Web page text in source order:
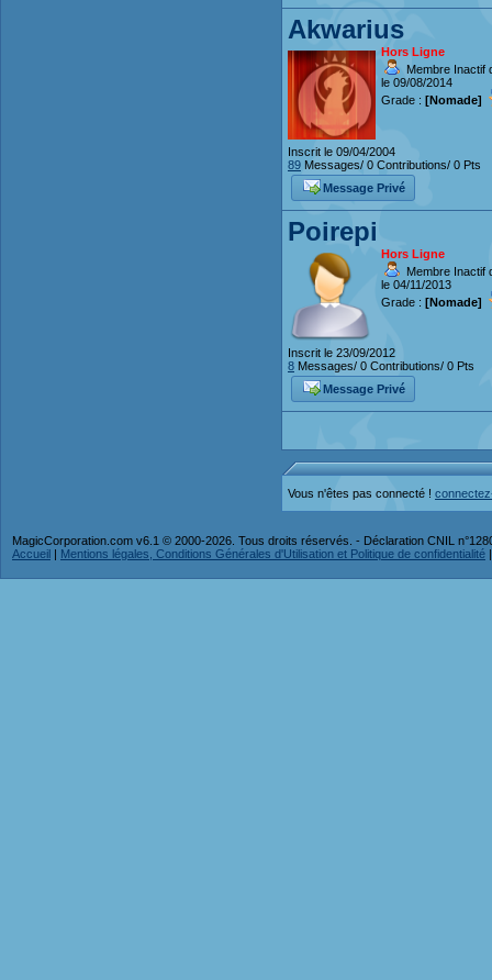
Akwarius
Hors Ligne
Membre Inactif
le 09/08/2014
Grade : [Nomade]
Inscrit le 09/04/2004
89 Messages/ 0 Contributions/ 0 Pts
Message Privé
Poirepi
Hors Ligne
Membre Inactif
le 04/11/2013
Grade : [Nomade]
Inscrit le 23/09/2012
8 Messages/ 0 Contributions/ 0 Pts
Message Privé
Vous n'êtes pas connecté !
MagicCorporation.com v6.1 © 2000-2026. Tous droits réservés. - Déclaration CNIL
Accueil | Mentions légales, Conditions Générales d'Utilisation et Politique de confidentialité